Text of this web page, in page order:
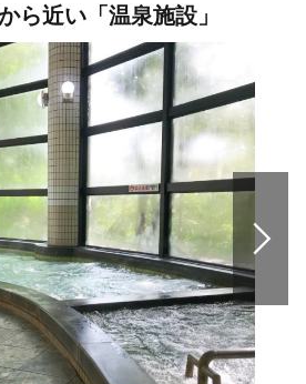
ら近い「温泉施設」